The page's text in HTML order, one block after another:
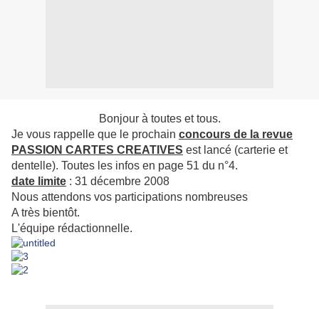
Bonjour à toutes et tous.
Je vous rappelle que le prochain concours de la revue
PASSION CARTES CREATIVES est lancé (carterie et
dentelle). Toutes les infos en page 51 du n°4.
date limite : 31 décembre 2008
Nous attendons vos participations nombreuses
A très bientôt.
L'équipe rédactionnelle.